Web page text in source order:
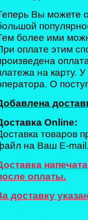
Вы можете
более ими
оплате этим
на карту.
О
Online:
товаров
на Ваш E-
оплаты.
доставку